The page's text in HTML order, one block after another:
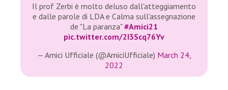
Il prof Zerbi è molto deluso dall'atteggiamento
e dalle parole di LDA e Calma sull'assegnazione
de "La paranza"#Amici21
pic.twitter.com/2I3Scq76Yv
— Amici Ufficiale (@AmiciUfficiale) March 24,
2022